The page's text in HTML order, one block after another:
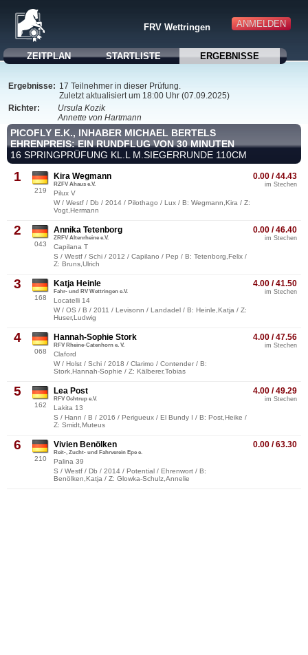
ANMELDEN
FRV Wettringen
ZEITPLAN STARTLISTE ERGEBNISSE
Ergebnisse: 17 Teilnehmer in dieser Prüfung.
Zuletzt aktualisiert um 18:00 Uhr (07.09.2025)
Richter:
Ursula Kozik
Annette von Hartmann
PICOFLY E.K., INHABER MICHAEL BERTELS
EHRENPREIS: EIN RUNDFLUG VON 30 MINUTEN
16 SPRINGPRÜFUNG KL.L M.SIEGERRUNDE 110CM
1
219
0.00 / 44.43
im Stechen
Kira Wegmann
RZFV Ahaus e.V.
Pilux V
W / Westf / Db / 2014 / Pilothago / Lux / B: Wegmann,Kira / Z:
Vogt,Hermann
2
043
0.00 / 46.40
im Stechen
Annika Tetenborg
ZRFV Altenrheine e.V.
Capilana T
S / Westf / Schi / 2012 / Capilano / Pep / B: Tetenborg,Felix /
Z: Bruns,Ulrich
3
168
4.00 / 41.50
im Stechen
Katja Heinle
Fahr- und RV Wettringen e.V.
Locatelli 14
W / OS / B / 2011 / Levisonn / Landadel / B: Heinle,Katja / Z:
Huser,Ludwig
4
068
4.00 / 47.56
im Stechen
Hannah-Sophie Stork
RFV Rheine-Catenhorn e. V.
Claford
W / Holst / Schi / 2018 / Clarimo / Contender / B:
Stork,Hannah-Sophie / Z: Kälberer,Tobias
5
162
4.00 / 49.29
im Stechen
Lea Post
RFV Ochtrup e.V.
Lakita 13
S / Hann / B / 2016 / Perigueux / El Bundy I / B: Post,Heike /
Z: Smidt,Muteus
6
210
0.00 / 63.30
Vivien Benölken
Reit-, Zucht- und Fahrverein Epe e.
Palina 39
S / Westf / Db / 2014 / Potential / Ehrenwort / B:
Benölken,Katja / Z: Glowka-Schulz,Annelie